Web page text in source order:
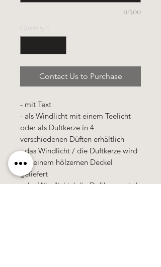
0/500
Quantity
Contact Us to Purchase
- mit Text
- als Windlicht mit einem Teelicht
oder als Duftkerze in 4
verschiedenen Düften erhältlich
- das Windlicht / die Duftkerze wird
mit einem hölzernen Deckel
geliefert
- das Windlicht / die Duftkerze wird